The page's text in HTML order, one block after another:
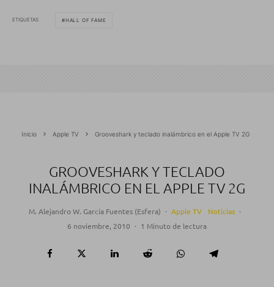
ETIQUETAS HALL OF FAME
Inicio Apple TV Grooveshark y teclado inalámbrico en el Apple TV 2G
GROOVESHARK Y TECLADO
INALÁMBRICO EN EL APPLE TV 2G
M. Alejandro W. García Fuentes (Esfera) · Apple TV Noticias ·
6 noviembre, 2010 · 1 Minuto de lectura